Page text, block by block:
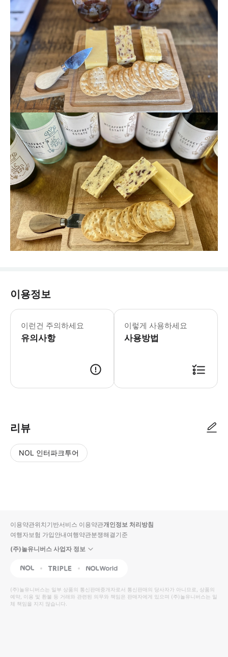
이용정보
이런건 주의하세요
유의사항
이렇게 사용하세요
사용방법
리뷰
NOL 인터파크투어
입니
다.
높
은
순
동
영
상
순
상
이용약관위치기반서비스 이용약관개인정보 처리방침
여행자보험 가입안내여행약관분쟁해결기준
(주)놀유니버스 사업자 정보
NOL Triple Interpark Global
(주)놀유니버스는 일부 상품의 통신판매중개자로서 통신판매의 당사자가 아니므로, 상품의
예약, 이용 및 환불 등 거래와 관련된 의무와 책임은 판매자에게 있으며 (주)놀유니버스는 일
체 책임을 지지 않습니다.